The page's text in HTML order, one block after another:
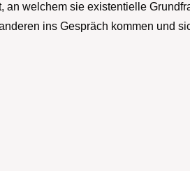
welchem sie existentielle
ins Gespräch kommen und